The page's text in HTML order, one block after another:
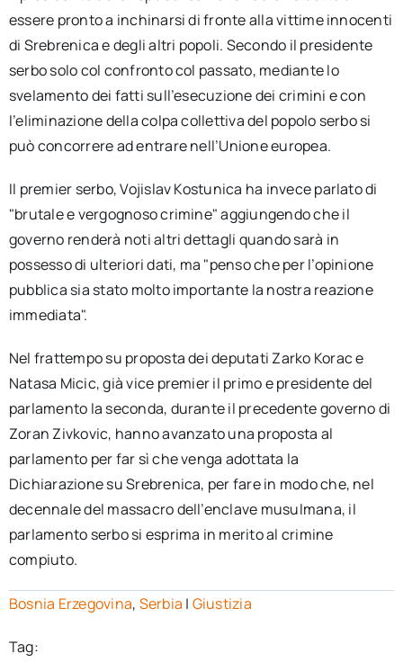
essere pronto a inchinarsi di fronte alla vittime innocenti
di Srebrenica e degli altri popoli. Secondo il presidente
serbo solo col confronto col passato, mediante lo
svelamento dei fatti sull’esecuzione dei crimini e con
l’eliminazione della colpa collettiva del popolo serbo si
può concorrere ad entrare nell’Unione europea.
Il premier serbo, Vojislav Kostunica ha invece parlato di
"brutale e vergognoso crimine" aggiungendo che il
governo renderà noti altri dettagli quando sarà in
possesso di ulteriori dati, ma "penso che per l’opinione
pubblica sia stato molto importante la nostra reazione
immediata".
Nel frattempo su proposta dei deputati Zarko Korac e
Natasa Micic, già vice premier il primo e presidente del
parlamento la seconda, durante il precedente governo di
Zoran Zivkovic, hanno avanzato una proposta al
parlamento per far sì che venga adottata la
Dichiarazione su Srebrenica, per fare in modo che, nel
decennale del massacro dell’enclave musulmana, il
parlamento serbo si esprima in merito al crimine
compiuto.
Bosnia Erzegovina, Serbia | Giustizia
Tag: